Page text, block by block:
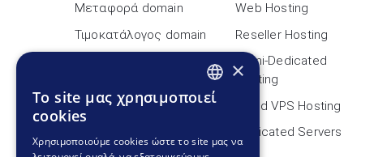
Μεταφορά domain
Τιμοκατάλογος domain
Νέες καταλήξεις
Web Hosting
Reseller Hosting
Semi-Dedicated
Hosting
Cloud VPS Hosting
Dedicated Servers
GREEK
×
To site μας χρησιμοποιεί
cookies
Χρησιμοποιούμε cookies ώστε το site μας να